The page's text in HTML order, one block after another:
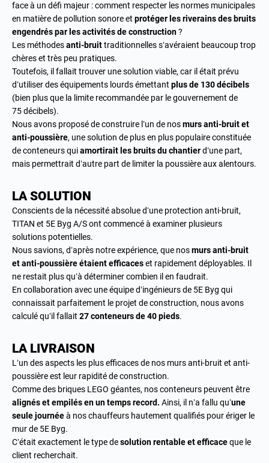
face à un défi majeur : comment respecter les normes municipales
en matière de pollution sonore et protéger les riverains des bruits
engendrés par les activités de construction?
Les méthodesanti-bruittraditionnelles s’avéraient beaucoup trop
chères et très peu pratiques.
Toutefois, il fallait trouver une solution viable, car il était prévu
d’utiliser des équipements lourds émettant plus de 130 décibels
(bien plus que la limite recommandée par le gouvernement de
75 décibels).
Nous avons proposé de construire l’un de nosmurs anti-bruit et
anti-poussière, une solution de plus en plus populaire constituée
de conteneurs quiamortirait les bruits du chantierd’une part,
mais permettrait d’autre part de limiter la poussière aux alentours.
LA SOLUTION
Conscients de la nécessité absolue d’une protection anti-bruit,
TITAN et 5E Byg A/S ont commencé à examiner plusieurs
solutions potentielles.
Nous savions, d’après notre expérience, que nosmurs anti-bruit
et anti-poussière étaient efficaceset rapidement déployables. Il
ne restait plus qu’à déterminer combien il en faudrait.
En collaboration avec une équipe d’ingénieurs de 5E Byg qui
connaissait parfaitement le projet de construction, nous avons
calculé qu’il fallait 27 conteneurs de 40 pieds.
LA LIVRAISON
L’un des aspects les plus efficaces de nos murs anti-bruit et anti-
poussière est leur rapidité de construction.
Comme des briques LEGO géantes, nos conteneurs peuvent être
alignés et empilés en un temps record. Ainsi, il n’a fallu qu’une
seule journéeà nos chauffeurs hautement qualifiés pour ériger le
mur de 5E Byg.
C’était exactement le type desolution rentable et efficaceque le
client recherchait.